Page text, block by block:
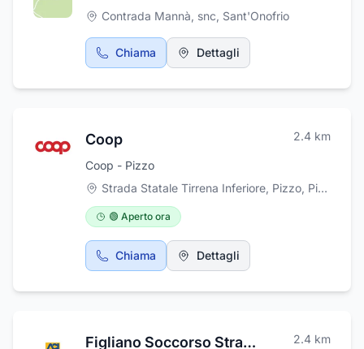
Contrada Mannà, snc, Sant'Onofrio
Chiama Dettagli
Coop 2.4 km
Coop - Pizzo
Strada Statale Tirrena Inferiore, Pizzo, Pizzo
🟢 Aperto ora
Chiama Dettagli
Figliano Soccorso Stradale Aci 2.4 km